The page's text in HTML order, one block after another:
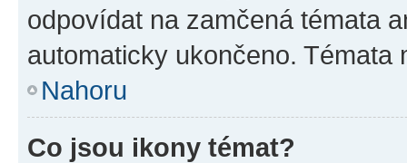
odpovídat na zamčená témata
automaticky ukončeno.
Nahoru
Co jsou ikony témat?